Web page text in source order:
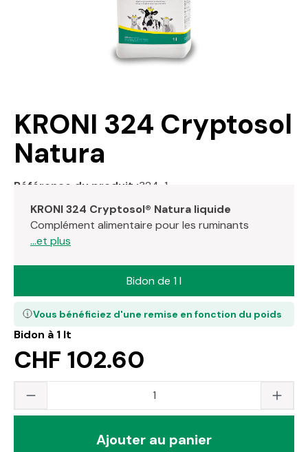
KRONI 324 Cryptosol
Natura
Référence du produit :324-1
KRONI 324 Cryptosol® Natura liquide
Complément alimentaire pour les ruminants
...et plus
Bidon à 1 lt
CHF 102.60
Vous bénéficiez d'une remise en fonction du poids
Bidon de 1 l
Quantité du produit : saisissez la valeur
Ajouter au panier